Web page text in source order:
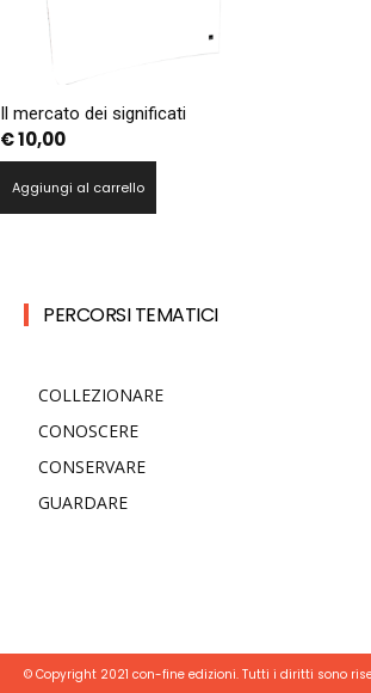
Il mercato dei significati
€10,00
Aggiungi al carrello
PERCORSI TEMATICI
COLLEZIONARE
CONOSCERE
CONSERVARE
GUARDARE
© Copyright 2021 con-fine edizioni. Tutti i diritti sono